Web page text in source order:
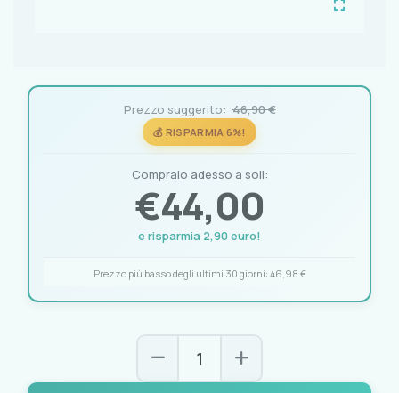
Prezzo suggerito: 46,90 €
💰 RISPARMIA 6%!
Compralo adesso a soli:
€44,00
e risparmia 2,90 euro!
Prezzo più basso degli ultimi 30 giorni: 46,98 €